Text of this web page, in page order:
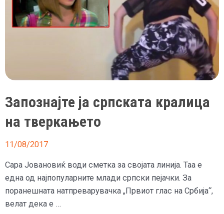
промени
Запознајте ја српската кралица
на тверкањето
11/08/2017
Сара Јовановиќ води сметка за својата линија. Таа е
една од најпопуларните млади српски пејачки. За
поранешната натпреварувачка „Првиот глас на Србија“,
велат дека е …